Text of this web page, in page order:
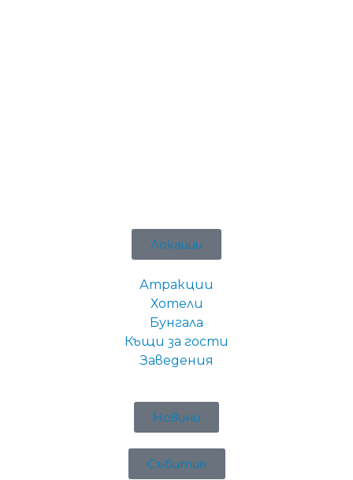
Локации
Атракции
Хотели
Бунгала
Къщи за гости
Заведения
Новини
Събития